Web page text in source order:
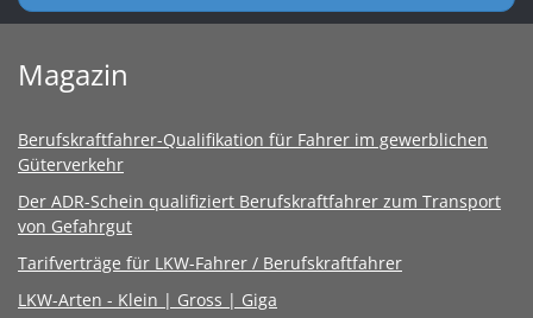
Magazin
Berufskraftfahrer-Qualifikation für Fahrer im gewerblichen
Güterverkehr
Der ADR-Schein qualifiziert Berufskraftfahrer zum Transport
von Gefahrgut
Tarifverträge für LKW-Fahrer / Berufskraftfahrer
LKW-Arten - Klein | Gross | Giga